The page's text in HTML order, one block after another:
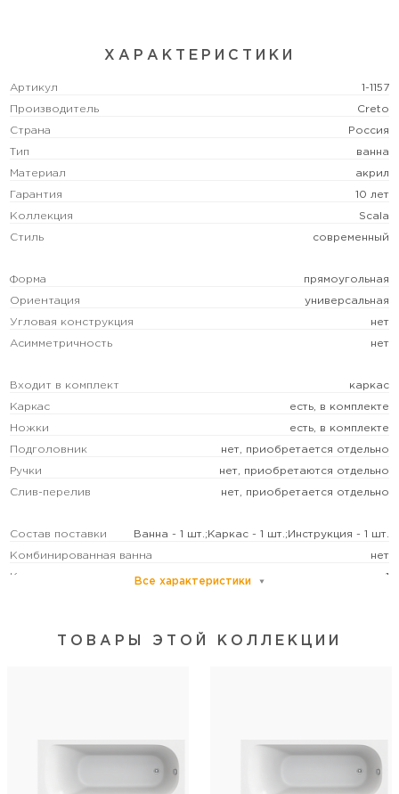
ХАРАКТЕРИСТИКИ
Артикул 1-1157
Производитель Creto
Страна Россия
Тип ванна
Материал акрил
Гарантия 10 лет
Коллекция Scala
Стиль современный
Форма прямоугольная
Ориентация универсальная
Угловая конструкция нет
Асимметричность нет
Входит в комплект каркас
Каркас есть, в комплекте
Ножки есть, в комплекте
Подголовник нет, приобретается отдельно
Ручки нет, приобретаются отдельно
Слив-перелив нет, приобретается отдельно
Состав поставки Ванна - 1 шт.;Каркас - 1 шт.;Инструкция - 1 шт.
Комбинированная ванна нет
Количество человек 1
Управление без управления
Высота с опорой, см 48-61
Все характеристики
ТОВАРЫ ЭТОЙ КОЛЛЕКЦИИ